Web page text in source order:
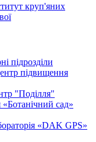
круп'яних
підрозділи
підвищення
"Поділля"
«Ботанічний сад»
«DAK GPS»